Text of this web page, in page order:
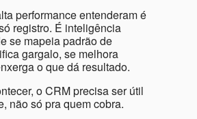
performance entenderam é
registro. É inteligência
se mapeia padrão de
gargalo, se melhora
o que dá resultado.
o CRM precisa ser útil
não só pra quem cobra.